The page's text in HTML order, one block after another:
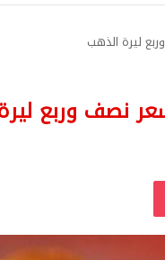
ليرة الذهب
نصف وربع
‫Pocket